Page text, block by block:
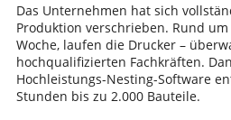
Das Unternehmen hat sich
Produktion verschrieben. Rund
Woche, laufen die Drucker –
hochqualifizierten Fachkräften.
Hochleistungs-Nesting-Software
Stunden bis zu 2.000 Bauteile.